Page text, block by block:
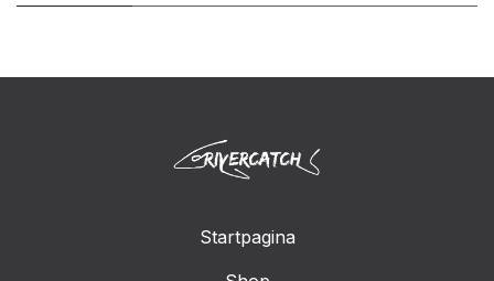
Startpagina